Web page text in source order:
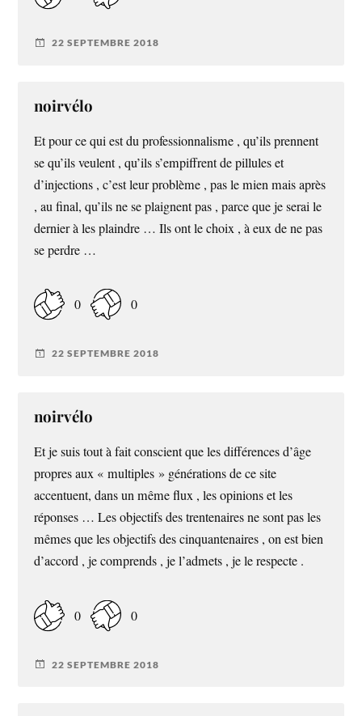
22 SEPTEMBRE 2018
noirvélo
Et pour ce qui est du professionnalisme , qu’ils prennent
se qu’ils veulent , qu’ils s’empiffrent de pillules et
d’injections , c’est leur problème , pas le mien mais après
, au final, qu’ils ne se plaignent pas , parce que je serai le
dernier à les plaindre … Ils ont le choix , à eux de ne pas
se perdre …
0 0
22 SEPTEMBRE 2018
noirvélo
Et je suis tout à fait conscient que les différences d’âge
propres aux « multiples » générations de ce site
accentuent, dans un même flux , les opinions et les
réponses … Les objectifs des trentenaires ne sont pas les
mêmes que les objectifs des cinquantenaires , on est bien
d’accord , je comprends , je l’admets , je le respecte .
0 0
22 SEPTEMBRE 2018